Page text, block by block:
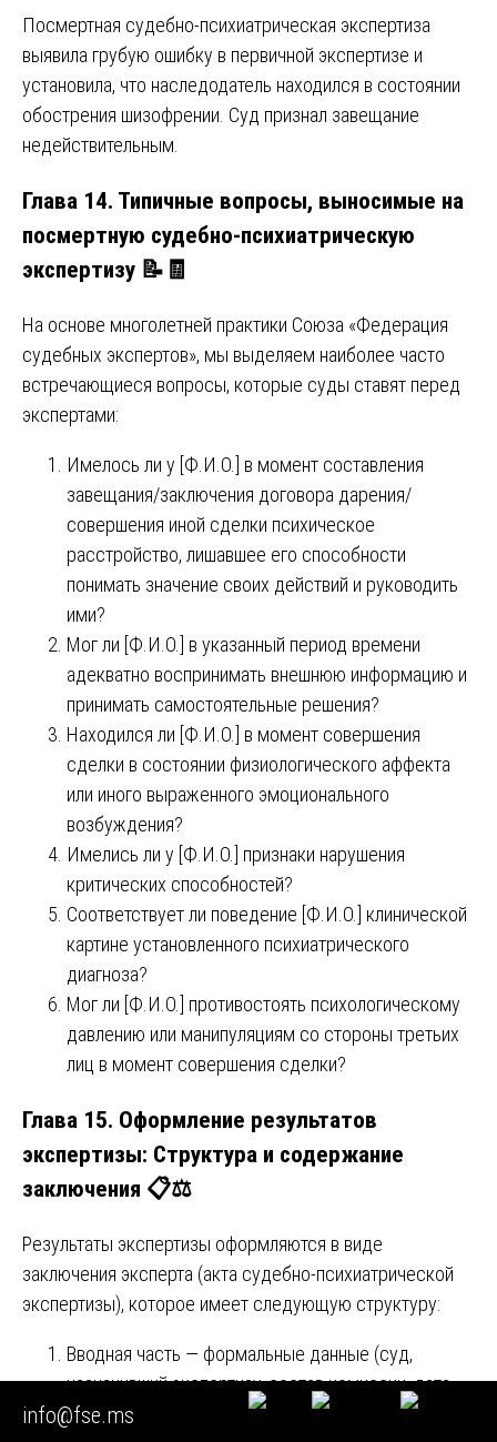
Посмертная судебно-психиатрическая экспертиза
выявила грубую ошибку в первичной экспертизе и
установила, что наследодатель находился в состоянии
обострения шизофрении. Суд признал завещание
недействительным.
Глава 14. Типичные вопросы, выносимые на
посмертную судебно-психиатрическую
экспертизу 📝🧾
На основе многолетней практики Союза «Федерация
судебных экспертов», мы выделяем наиболее часто
встречающиеся вопросы, которые суды ставят перед
экспертами:
Имелось ли у [Ф.И.О.] в момент составления
завещания/заключения договора дарения/
совершения иной сделки психическое
расстройство, лишавшее его способности
понимать значение своих действий и руководить
ими?
Мог ли [Ф.И.О.] в указанный период времени
адекватно воспринимать внешнюю информацию и
принимать самостоятельные решения?
Находился ли [Ф.И.О.] в момент совершения
сделки в состоянии физиологического аффекта
или иного выраженного эмоционального
возбуждения?
Имелись ли у [Ф.И.О.] признаки нарушения
критических способностей?
Соответствует ли поведение [Ф.И.О.] клинической
картине установленного психиатрического
диагноза?
Мог ли [Ф.И.О.] противостоять психологическому
давлению или манипуляциям со стороны третьих
лиц в момент совершения сделки?
Глава 15. Оформление результатов
экспертизы: Структура и содержание
заключения 📋⚖️
Результаты экспертизы оформляются в виде
заключения эксперта (акта судебно-психиатрической
экспертизы), которое имеет следующую структуру:
Вводная часть — формальные данные (суд,
назначивший экспертизу, состав комиссии, дата
производства, вопросы, поставленные перед
info@fse.ms